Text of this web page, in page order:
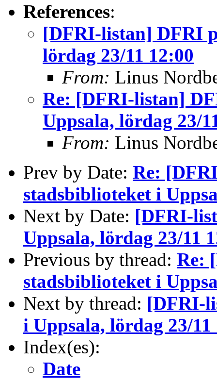
References:
[DFRI-listan] DFRI
lördag 23/11 12:00
From: Linus
Re: [DFRI-listan]
Uppsala, lördag 23/
From: Linus
Prev by Date: Re:
stadsbiblioteket i
Next by Date: [DFRI-
Uppsala, lördag 23/11
Previous by thread: Re:
stadsbiblioteket i
Next by thread: [DFRI-
i Uppsala, lördag 23/11
Index(es):
Date